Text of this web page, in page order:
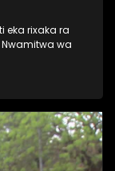
eka rixaka ra
wa